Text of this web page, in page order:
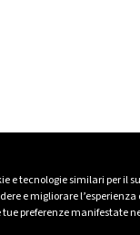
e tecnologie similari per il
e migliorare
preferenze manifestate